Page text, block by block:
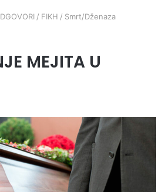
/ FIKH / Smrt/Dženaza
MEJITA U